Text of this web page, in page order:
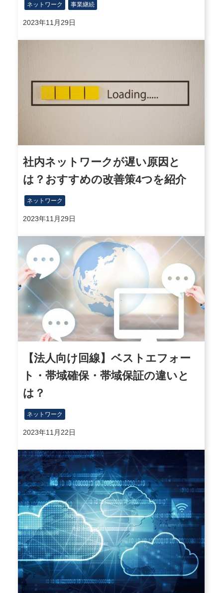
ネットワーク 事業継続
2023年11月29日
社内ネットワークが遅い原因と
は？おすすめの改善策4つを紹介
ネットワーク
2023年11月29日
【法人向け回線】ベストエフォー
ト・帯域確保・帯域保証の違いと
は？
ネットワーク
2023年11月22日